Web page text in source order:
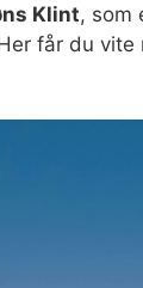
Klint, som
får du